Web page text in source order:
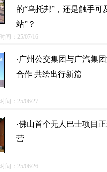
的“乌托邦”，还是触手可
站”？
时间：25/07/16
·广州公交集团与广汽集
合作 共绘出行新篇
时间：25/06/27
·佛山首个无人巴士项目
营
时间：25/06/26